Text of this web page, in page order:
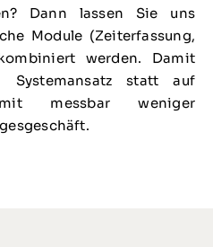
Dann lassen Sie uns
Module (Zeiterfassung,
werden. Damit
statt auf
messbar weniger